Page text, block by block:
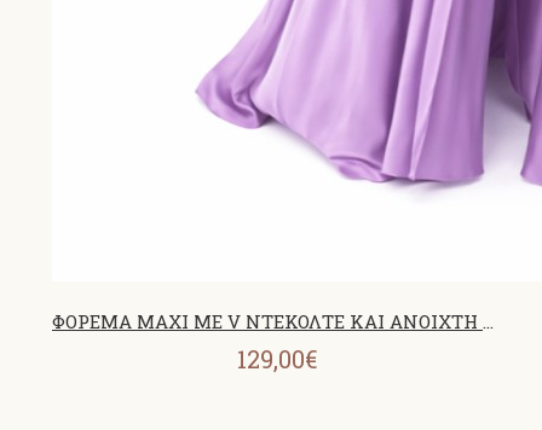
ΦΟΡΕΜΑ MAXI ΜΕ V ΝΤΕΚΟΛΤΕ KAI ΑΝΟΙΧΤΗ ΠΛΑΤΗ LAVENDER 26433
129,00€